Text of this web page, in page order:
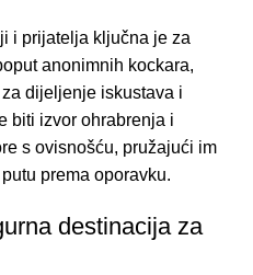
i prijatelja ključna je za
anonimnih kockara,
dijeljenje iskustava i
biti izvor ohrabrenja i
s ovisnošću, pružajući im
prema oporavku.
destinacija za